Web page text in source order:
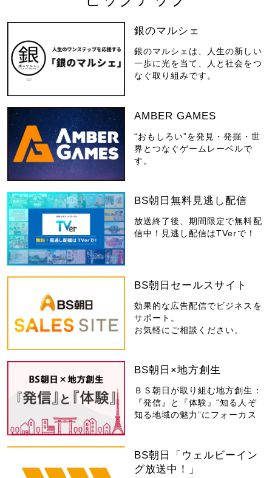
銀のマルシェ
銀のマルシェは、人生の新しい
一歩に光を当て、人と社会をつ
なぐ取り組みです。
AMBER GAMES
“おもしろい”を発見・発掘・世
界とつなぐゲームレーベルで
す。
BS朝日無料見逃し配信
放送終了後、期間限定で無料配
信中！見逃し配信はTVerで！
BS朝日セールスサイト
効果的な広告配信でビジネスを
サポート。
お気軽にご相談ください。
BS朝日×地方創生
ＢＳ朝日が取り組む地方創生：
『発信』と『体験』“知る人ぞ
知る地域の魅力”にフォーカス
BS朝日「ウェルビーイン
グ放送中！」